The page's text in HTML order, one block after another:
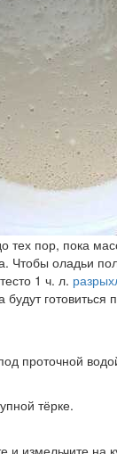
тех пор, пока
Чтобы оладьи
1 ч. л.
будут готовиться
проточной
тёрке.
измельчите на